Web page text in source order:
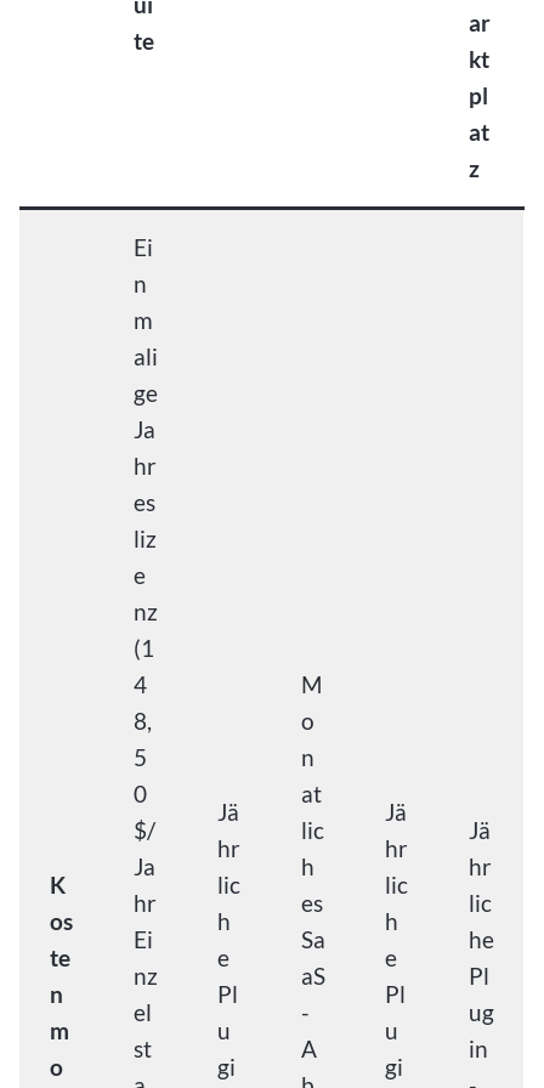
te
ar
kt
pl
at
z
K
os
te
n
m
o
Ei
n
m
ali
ge
Ja
hr
es
liz
e
nz
(1
4
8,
5
0
$/
Ja
hr
Ei
nz
el
st
Jä
hr
lic
h
e
Pl
u
gi
M
o
n
at
lic
h
es
Sa
aS
-
A
Jä
hr
lic
h
e
Pl
u
gi
Jä
hr
lic
he
Pl
ug
in